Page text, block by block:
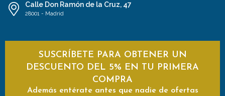
Calle Don Ramón de la Cruz, 47
28001 - Madrid
SUSCRÍBETE PARA OBTENER UN
DESCUENTO DEL 5% EN TU PRIMERA
COMPRA
Además entérate antes que nadie de ofertas